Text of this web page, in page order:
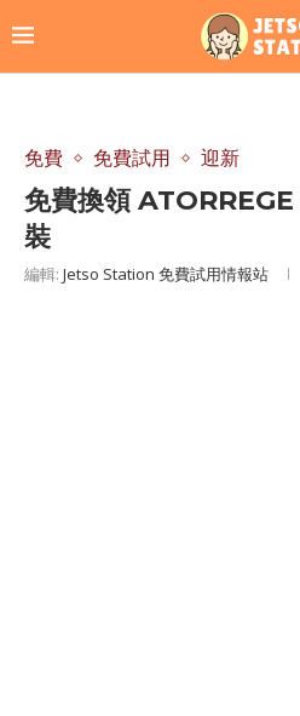
免費 免費試用 迎新
免費換領
裝
編輯: Jetso Station 免費試用情報站